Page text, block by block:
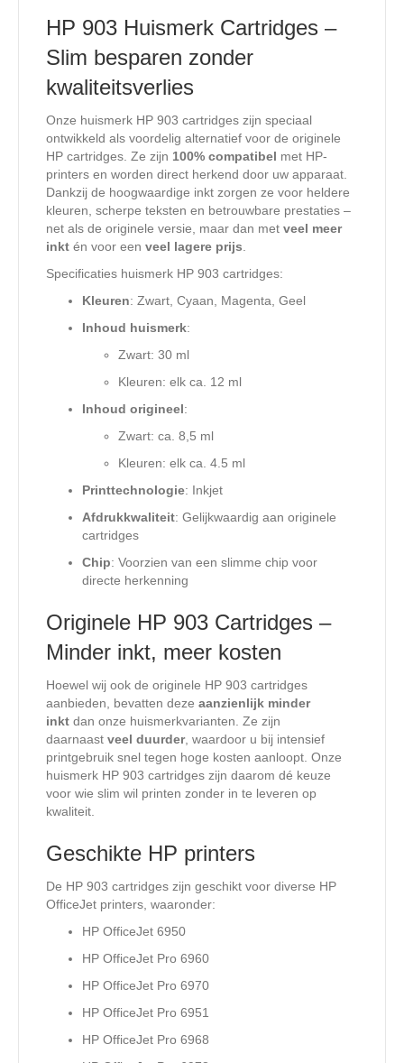
HP 903 Huismerk Cartridges –
Slim besparen zonder
kwaliteitsverlies
Onze huismerk HP 903 cartridges zijn speciaal
ontwikkeld als voordelig alternatief voor de originele
HP cartridges. Ze zijn 100% compatibel met HP-
printers en worden direct herkend door uw apparaat.
Dankzij de hoogwaardige inkt zorgen ze voor heldere
kleuren, scherpe teksten en betrouwbare prestaties –
net als de originele versie, maar dan met veel meer
inkt én voor een veel lagere prijs.
Specificaties huismerk HP 903 cartridges:
Kleuren: Zwart, Cyaan, Magenta, Geel
Inhoud huismerk:
Zwart: 30 ml
Kleuren: elk ca. 12 ml
Inhoud origineel:
Zwart: ca. 8,5 ml
Kleuren: elk ca. 4.5 ml
Printtechnologie: Inkjet
Afdrukkwaliteit: Gelijkwaardig aan originele
cartridges
Chip: Voorzien van een slimme chip voor
directe herkenning
Originele HP 903 Cartridges –
Minder inkt, meer kosten
Hoewel wij ook de originele HP 903 cartridges
aanbieden, bevatten deze aanzienlijk minder
inkt dan onze huismerkvarianten. Ze zijn
daarnaast veel duurder, waardoor u bij intensief
printgebruik snel tegen hoge kosten aanloopt. Onze
huismerk HP 903 cartridges zijn daarom dé keuze
voor wie slim wil printen zonder in te leveren op
kwaliteit.
Geschikte HP printers
De HP 903 cartridges zijn geschikt voor diverse HP
OfficeJet printers, waaronder:
HP OfficeJet 6950
HP OfficeJet Pro 6960
HP OfficeJet Pro 6970
HP OfficeJet Pro 6951
HP OfficeJet Pro 6968